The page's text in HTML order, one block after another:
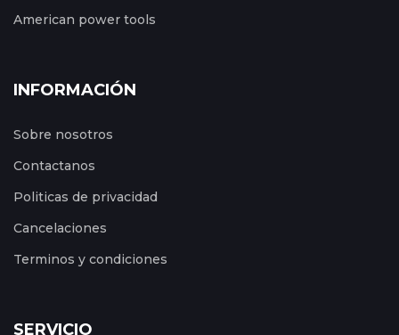
American power tools
INFORMACIÓN
Sobre nosotros
Contactanos
Politicas de privacidad
Cancelaciones
Terminos y condiciones
SERVICIO